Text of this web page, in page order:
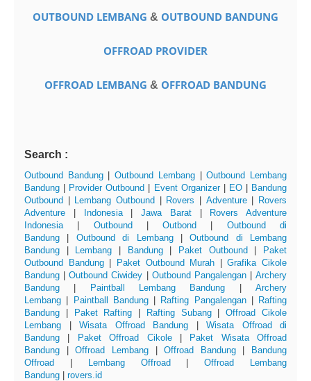
OUTBOUND LEMBANG & OUTBOUND BANDUNG
OFFROAD PROVIDER
OFFROAD LEMBANG & OFFROAD BANDUNG
Search :
Outbound Bandung|Outbound Lembang|Outbound Lembang
Bandung | Provider Outbound | Event Organizer| EO| Bandung
Outbound | Lembang Outbound | Rovers | Adventure| Rovers
Adventure | Indonesia| Jawa Barat| Rovers Adventure
Indonesia | Outbound|Outbond | Outbound di
Bandung | Outbound di Lembang|Outbound di Lembang
Bandung | Lembang | Bandung| Paket Outbound| Paket
Outbound Bandung| Paket Outbound Murah |Grafika Cikole
Bandung |Outbound Ciwidey | Outbound Pangalengan| Archery
Bandung | Paintball Lembang Bandung |Archery
Lembang | Paintball Bandung| Rafting Pangalengan| Rafting
Bandung | Paket Rafting | Rafting Subang|Offroad Cikole
Lembang | Wisata Offroad Bandung | Wisata Offroad di
Bandung | Paket Offroad Cikole| Paket Wisata Offroad
Bandung |Offroad Lembang|Offroad Bandung| Bandung
Offroad | Lembang Offroad|Offroad Lembang
Bandung | rovers.id